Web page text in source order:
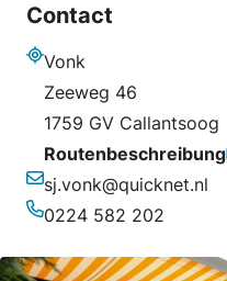
Contact
Vonk
Zeeweg 46
1759 GV Callantsoog
Routenbeschreibung
E-Mail-Adresse
sj.vonk@quicknet.nl
0224 582 202